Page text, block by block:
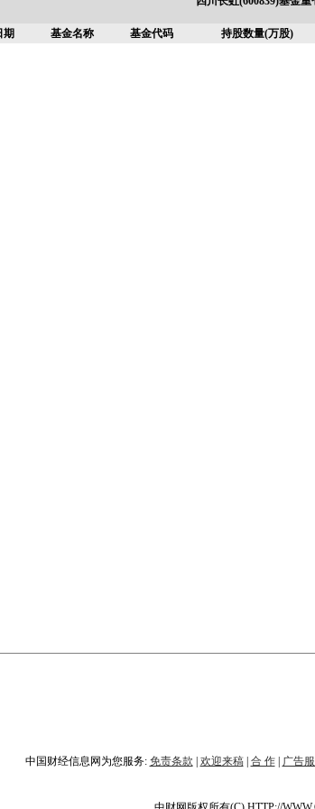
期 基金名称 基金代码 持股数量(万股)
中国财经信息网为您服务: 免责条款 欢迎来稿| 合 作| 广告